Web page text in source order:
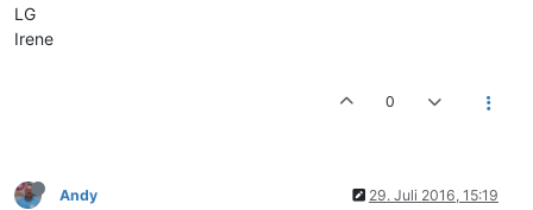
LG
Irene
0
Andy 29. Juli 2016, 15:19